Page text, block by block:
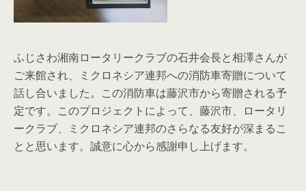
ふじさわ湘南ロータリークラブの石井会長と相澤さんが
ご来館され、ミクロネシア連邦への消防車寄贈について
話し合いました。この消防車は藤沢市から寄贈される予
定です。このプロジェクトによって、藤沢市、ロータリ
ークラブ、ミクロネシア連邦のさらなる友好が深まるこ
とと思います。誠意に心から感謝申し上げます。